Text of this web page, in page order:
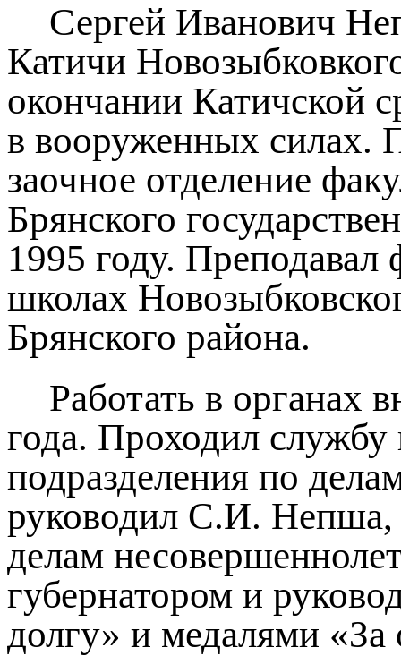
Сергей Иванович
Катичи
окончании Катичской
в вооруженных силах.
заочное отделение
Брянского
1995 году. Преподавал
школах
Брянского района.
Работать в органах
года. Проходил службу
подразделения по
руководил С.И. Непша,
делам
губернатором и
долгу» и медалями «За